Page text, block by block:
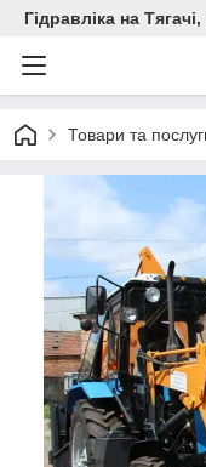
Гідравліка на
Товари та